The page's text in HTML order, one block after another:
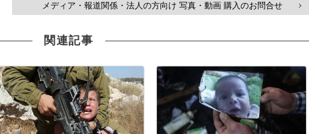
メディア・報道関係・法人の方向け 写真・動画 購入のお問合せ >
関連記事